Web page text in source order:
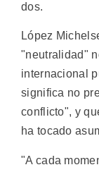
dos.
López
"neutralidad"
internacional
significa no
conflicto", y
ha tocado
"A cada